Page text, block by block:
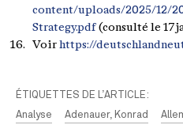
content/uploads/2025/12/
Strategy.pdf (consulté le 17
Voir https://
ÉTIQUETTES DE L’ARTICLE:
Analyse
Adenauer, Konrad